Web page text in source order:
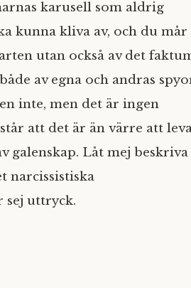
karusell som aldrig
kunna kliva av, och du mår
utan också av det
av egna och andras
inte, men det är ingen
att det är än värre att
galenskap. Låt mej beskriva
narcissistiska
sej uttryck.